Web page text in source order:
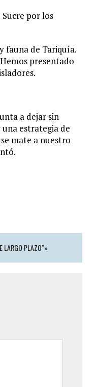
por los
fauna de Tariquía.
presentado
a dejar sin
estrategia de
mate a nuestro
LARGO PLAZO”»